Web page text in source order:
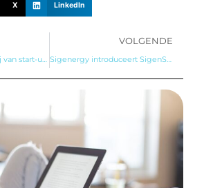
X LinkedIn
Nieuwe thuisbatterij van start-up HomeWizard op de markt
VOLGENDE
Sigenergy introduceert SigenStack: De nieuwe batterijoplossing voor de zakelijke markt